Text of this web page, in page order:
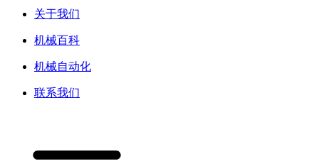
关于我们
机械百科
机械自动化
联系我们